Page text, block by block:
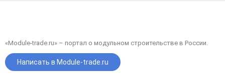
«Module-trade.ru» – портал о модульном строительстве в России.
Написать в Module-trade.ru